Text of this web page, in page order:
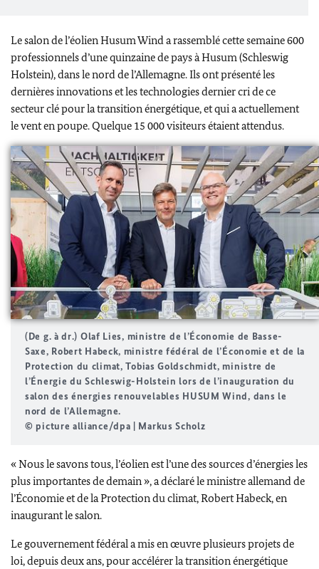
Le salon de l’éolien Husum Wind a rassemblé cette semaine 600
professionnels d’une quinzaine de pays àHusum (Schleswig
Holstein), dans le nord de l’Allemagne. Ils ont présenté les
dernières innovations et les technologies dernier cri de ce
secteur clé pour la transition énergétique, et qui a actuellement
le vent en poupe. Quelque 15 000 visiteurs étaient attendus.
(De g. à dr.) Olaf Lies, ministre de l’Économie de Basse-
Saxe, Robert Habeck, ministre fédéral de l’Économie et de la
Protection du climat,Tobias Goldschmidt, ministre de
l’Énergie duSchleswig-Holstein lors de l’inauguration du
salon des énergies renouvelables HUSUM Wind, dans le
nord de l’Allemagne.
© picture alliance/dpa | Markus Scholz
« Nous le savons tous, l’éolien est l’une des sources d’énergies les
plus importantes de demain », a déclaré le ministre allemand de
l’Économie et de la Protection du climat,Robert Habeck, en
inaugurant le salon.
Le gouvernement fédéral a mis en œuvre plusieurs projets de
loi, depuis deux ans, pour accélérer la transition énergétique